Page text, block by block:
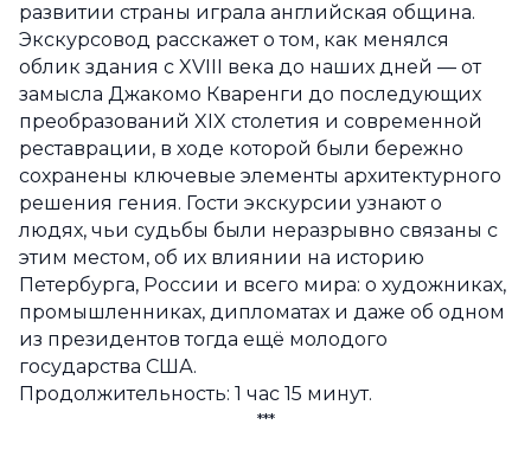
развитии страны играла английская община.
Экскурсовод расскажет о том, как менялся
облик здания с XVIII века до наших дней — от
замысла Джакомо Кваренги до последующих
преобразований XIX столетия и современной
реставрации, в ходе которой были бережно
сохранены ключевые элементы архитектурного
решения гения. Гости экскурсии узнают о
людях, чьи судьбы были неразрывно связаны с
этим местом, об их влиянии на историю
Петербурга, России и всего мира: о художниках,
промышленниках, дипломатах и даже об одном
из президентов тогда ещё молодого
государства США.
Продолжительность: 1 час 15 минут.
***